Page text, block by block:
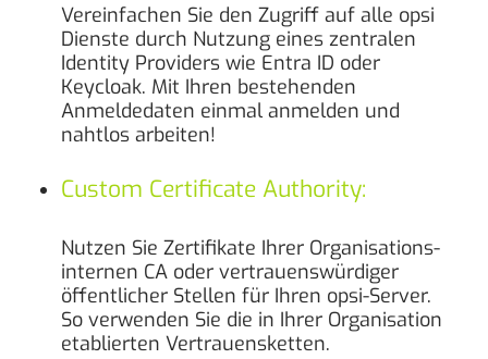
Vereinfachen Sie den Zugriff auf alle opsi
Dienste durch Nutzung eines zentralen
Identity Providers wie Entra ID oder
Keycloak. Mit Ihren bestehenden
Anmeldedaten einmal anmelden und
nahtlos arbeiten!
Custom Certificate Authority:
Nutzen Sie Zertifikate Ihrer Organisations-
internen CA oder vertrauenswürdiger
öffentlicher Stellen für Ihren opsi-Server.
So verwenden Sie die in Ihrer Organisation
etablierten Vertrauensketten.